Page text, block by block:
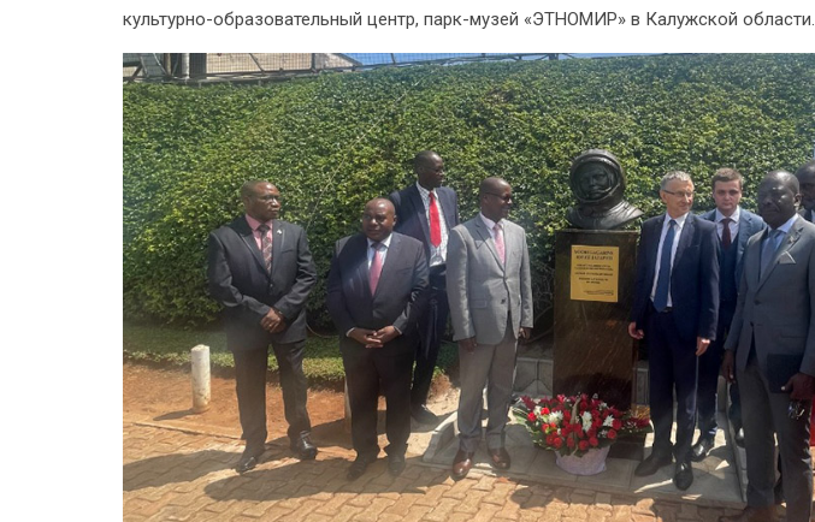
культурно-образовательный центр, парк-музей «ЭТНОМИР» в Калужской области.